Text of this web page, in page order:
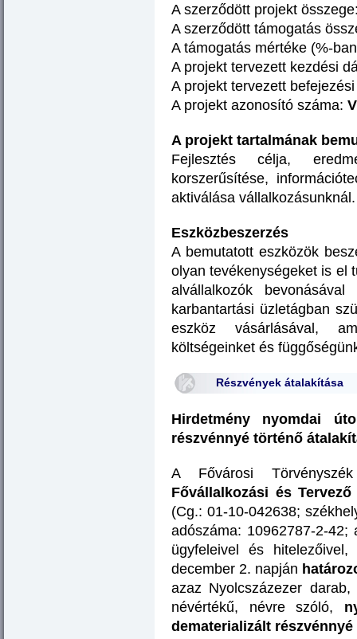
A szerződött projekt
A szerződött támogatás
A támogatás mértéke (%-
A projekt tervezett kezdési
A projekt tervezett
A projekt azonosító száma:
A projekt tartalmának
Fejlesztés célja,
korszerűsítése,
aktiválása vállalkozásunknál.
Eszközbeszerzés
A bemutatott eszközök
olyan tevékenységeket is el
alvállalkozók
karbantartási üzletágban
eszköz vásárlásával,
költségeinket és
Részvények átalakítása
Hirdetmény nyomdai
részvénnyé történő
A Fővárosi
Fővállalkozási és
(Cg.: 01-10-042638;
adószáma: 10962787-2-
ügyfeleivel és
december 2. napján
azaz Nyolcszázezer
névértékű, névre szóló,
dematerializált